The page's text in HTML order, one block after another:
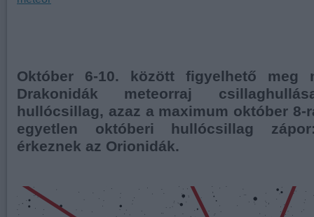
Október 6-10. között figyelhető meg
Drakonidák meteorraj
hullócsillag, azaz a maximum október 8-
egyetlen októberi hullócsillag
érkeznek az Orionidák.